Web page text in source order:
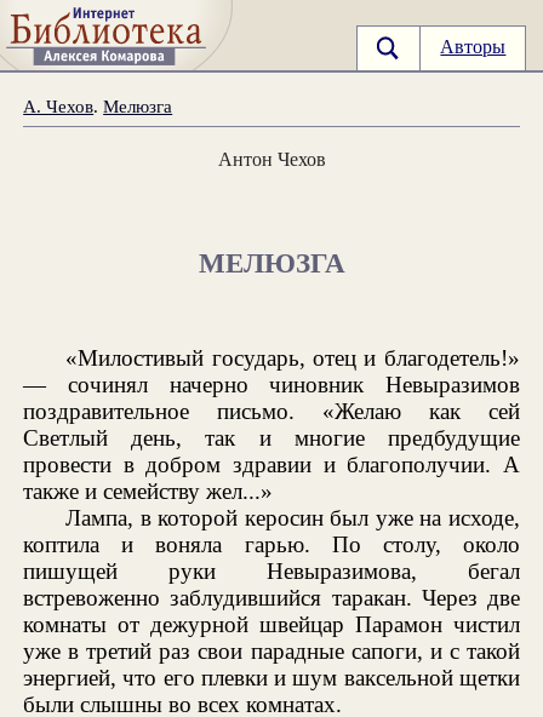
Авторы
А. Чехов.Мелюзга
Антон Чехов
МЕЛЮЗГА
«Милостивый государь, отец и благодетель!»
— сочинял начерно чиновник Невыразимов
поздравительное письмо. «Желаю как сей
Светлый день, так и многие предбудущие
провести в добром здравии и благополучии. А
также и семейству жел...»
Лампа, в которой керосин был уже на исходе,
коптила и воняла гарью. По столу, около
пишущей руки Невыразимова, бегал
встревоженно заблудившийся таракан. Через две
комнаты от дежурной швейцар Парамон чистил
уже в третий раз свои парадные сапоги, и с такой
энергией, что его плевки и шум ваксельной щетки
были слышны во всех комнатах.